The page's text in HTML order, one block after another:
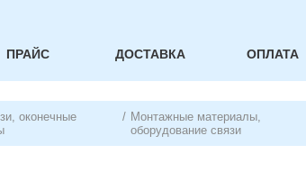
ПРАЙС ДОСТАВКА ОПЛАТА
оконечные
/ Монтажные материалы,
оборудование связи